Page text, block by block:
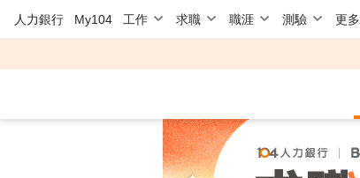
人力銀行 My104 工作 求職 職涯 測驗 更多